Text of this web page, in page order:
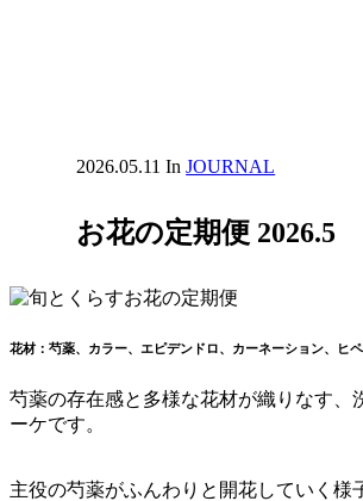
2026.05.11 In JOURNAL
お花の定期便 2026.5
花材：芍薬、カラー、エピデンドロ、カーネーション、ヒ
芍薬の存在感と多様な花材が織りなす、
ーケです。
主役の芍薬がふんわりと開花していく様